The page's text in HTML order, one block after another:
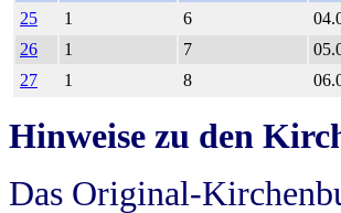
25
1 6
26
1 7
27
1 8
Hinweise zu den
Das Original-